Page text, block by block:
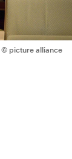
© picture alliance